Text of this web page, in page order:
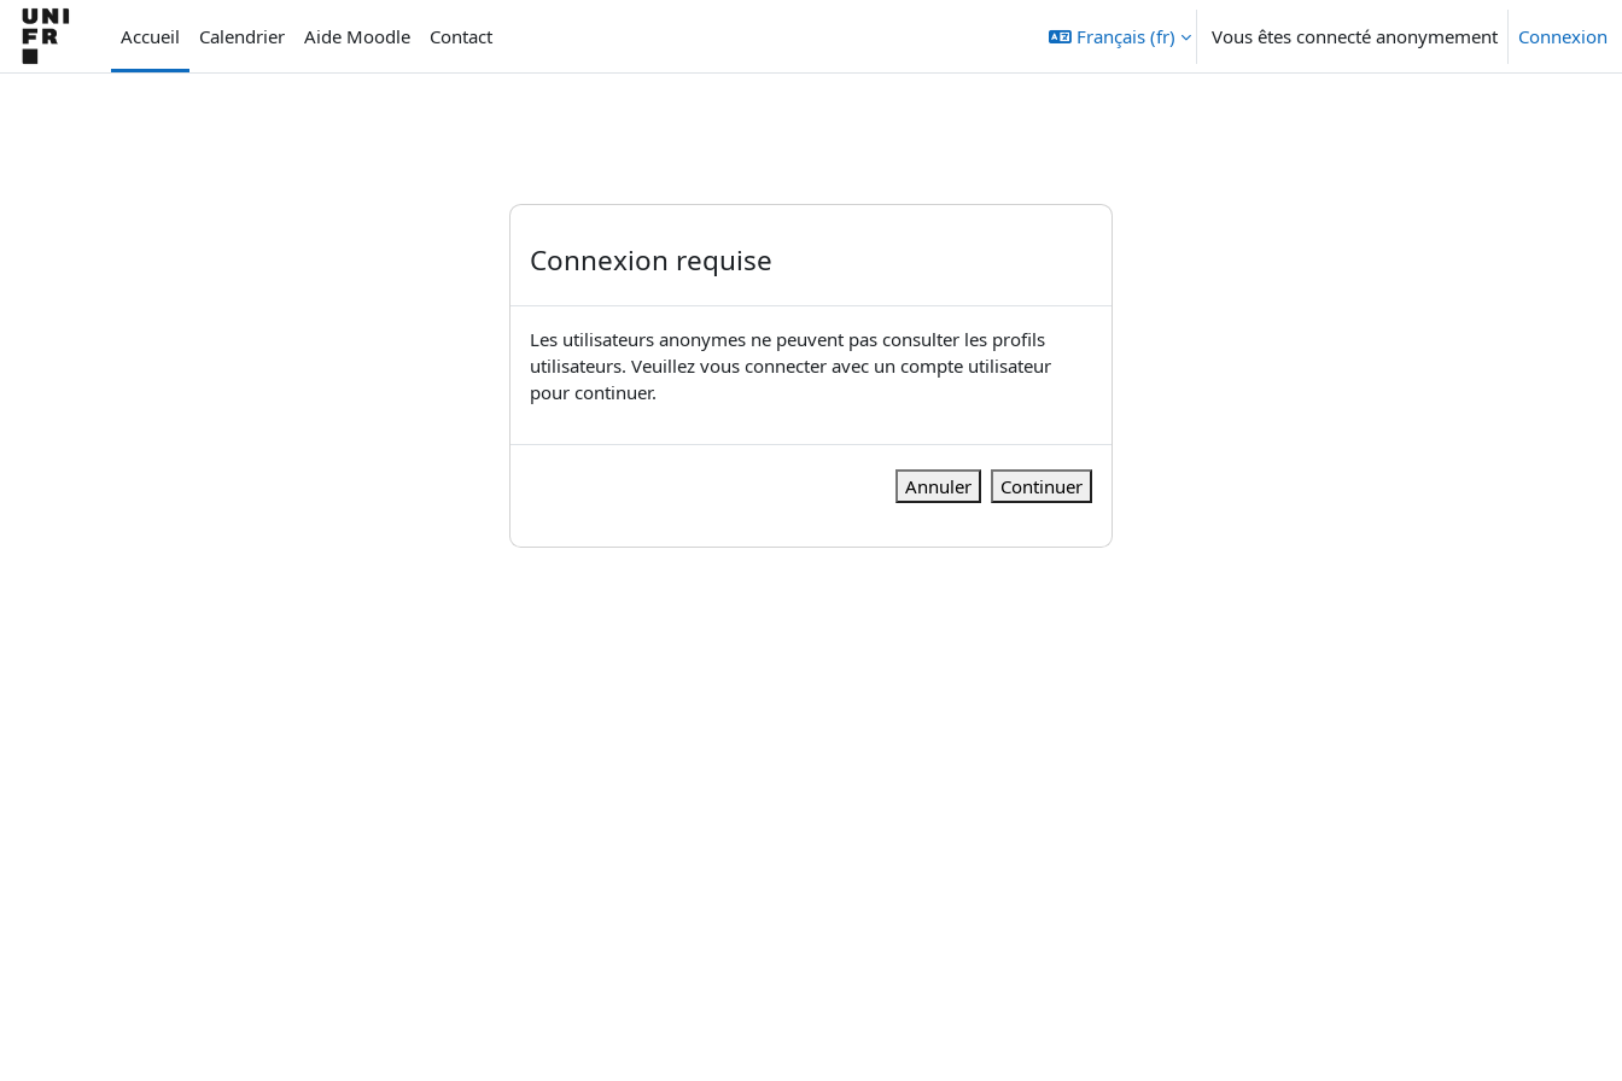
Passer au contenu principal
Accueil
Calendrier Aide Moodle Contact Français ‎(fr)‎ Vous êtes connecté anonymement Connexion
Connexion requise
Les utilisateurs anonymes ne peuvent pas consulter les profils
utilisateurs. Veuillez vous connecter avec un compte utilisateur
pour continuer.
Annuler Continuer